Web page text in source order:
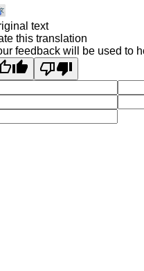
text
this translation
feedback will be used to